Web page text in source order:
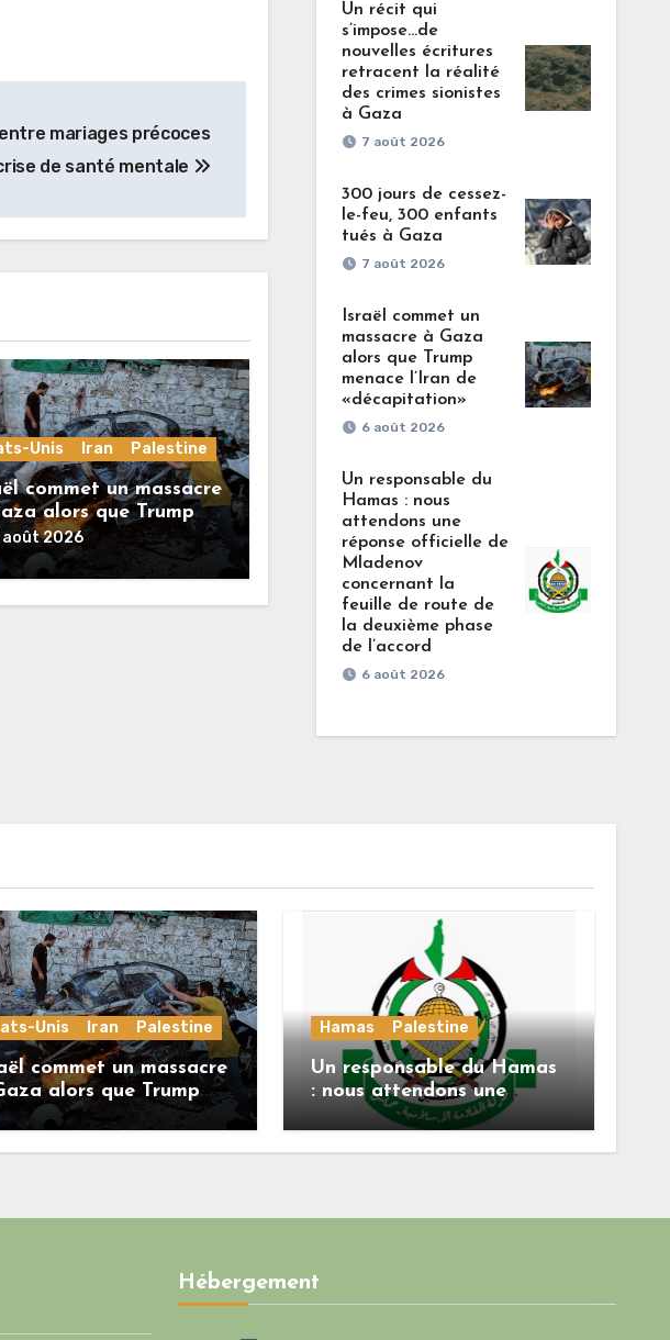
mariages précoces
de santé mentale
Unis Iran Palestine
commet un massacre
alors que Trump
l’Iran de
août 2026
Un récit qui
s’impose…de
nouvelles écritures
retracent la réalité
des crimes sionistes
à Gaza
7 août 2026
300 jours de cessez-
le-feu, 300 enfants
tués à Gaza
7 août 2026
Israël commet un
massacre à Gaza
alors que Trump
menace l’Iran de
«décapitation»
6 août 2026
Un responsable du
Hamas : nous
attendons une
réponse officielle de
Mladenov
concernant la
feuille de route de
la deuxième phase
de l’accord
6 août 2026
Unis Iran Palestine
commet un massacre
alors que Trump
l’Iran de
Hamas Palestine
Un responsable du Hamas
: nous attendons une
réponse officielle de
Mladenov concernant la
Hébergement